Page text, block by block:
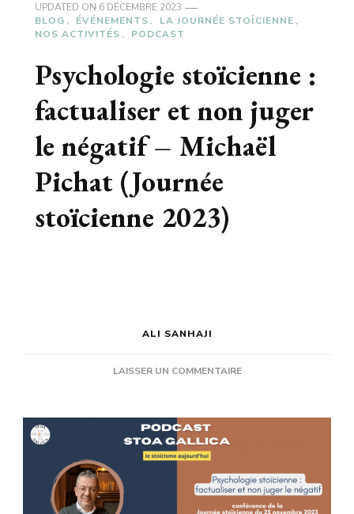
UPDATED ON 6 DÉCEMBRE 2023
BLOG
ÉVÉNEMENTS
LA JOURNÉE STOÏCIENNE
NOS ACTIVITÉS
PODCAST
Psychologie stoïcienne :
factualiser et non juger
le négatif – Michaël
Pichat (Journée
stoïcienne 2023)
ALI SANHAJI
LAISSER UN COMMENTAIRESUR
:
NON
JUGER
LE